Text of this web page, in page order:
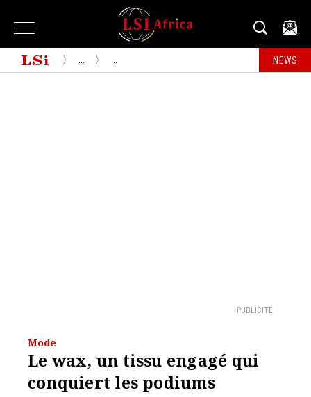
NEWS
PUBLICITÉ
Mode
Le wax, un tissu engagé qui
conquiert les podiums